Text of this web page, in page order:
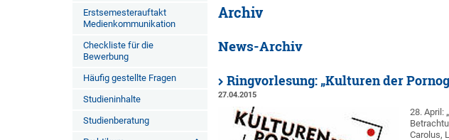
Erstsemesterauftakt
Medienkommunikation
Checkliste für die
Bewerbung
Häufig gestellte Fragen
Studieninhalte
Studienberatung
Archiv
News-Archiv
Ringvorlesung: „Kulturen der
27.04.2015
28. April:
Carolus,